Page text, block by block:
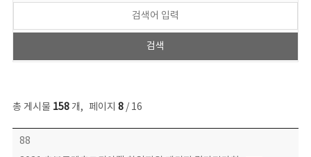
총 게시물 158개, 페이지 8/ 16
콘텐츠이슈 목록 - 번호, 제목, 작성자, 파일, 조회수, 작성일 정보 제공
88